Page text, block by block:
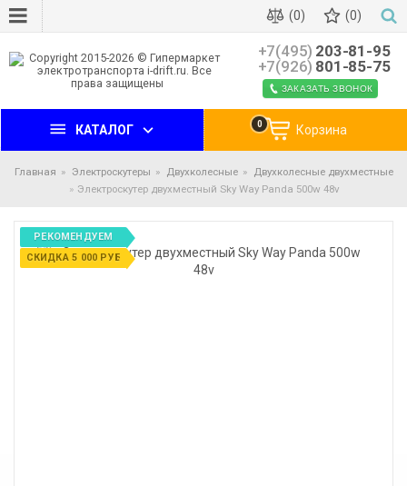
(0) (0)
+7(495) 203-81-95
+7(926) 801-85-75
ЗАКАЗАТЬ ЗВОНОК
КАТАЛОГ Корзина
0
Главная Электроскутеры Двухколесные
Двухколесные двухместные
Электроскутер двухместный Sky Way Panda 500w 48v
РЕКОМЕНДУЕМ
СКИДКА 5 000 РУБ